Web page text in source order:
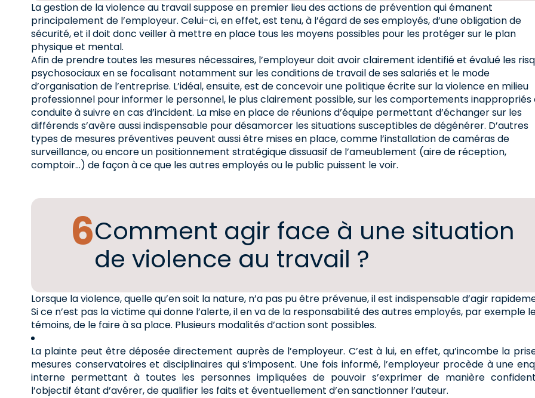
La gestion de la violence au travail suppose en premier lieu des actions de prévention qui émanent
principalement de l’employeur. Celui-ci, en effet, est tenu, à l’égard de ses employés, d’une obligation de
sécurité, et il doit donc veiller à mettre en place tous les moyens possibles pour les protéger sur le plan
physique et mental.
Afin de prendre toutes les mesures nécessaires, l’employeur doit avoir clairement identifié et évalué les
psychosociaux en se focalisant notamment sur les conditions de travail de ses salariés et le mode
d’organisation de l’entreprise. L’idéal, ensuite, est de concevoir une politique écrite sur la violence en milieu
professionnel pour informer le personnel, le plus clairement possible, sur les comportements inappropriés
conduite à suivre en cas d’incident. La mise en place de réunions d’équipe permettant d’échanger sur les
différends s’avère aussi indispensable pour désamorcer les situations susceptibles de dégénérer. D’autres
types de mesures préventives peuvent aussi être mises en place, comme l’installation de caméras de
surveillance, ou encore un positionnement stratégique dissuasif de l’ameublement (aire de réception,
comptoir…) de façon à ce que les autres employés ou le public puissent le voir.
Comment agir face à une situation
de violence au travail ?
Lorsque la violence, quelle qu’en soit la nature, n’a pas pu être prévenue, il est indispensable d’agir
Si ce n’est pas la victime qui donne l’alerte, il en va de la responsabilité des autres employés, par exemple
témoins, de le faire à sa place. Plusieurs modalités d’action sont possibles.
La plainte peut être déposée directement auprès de l’employeur. C’est à lui, en effet, qu’incombe la
mesures conservatoires et disciplinaires qui s’imposent. Une fois informé, l’employeur procède à une
interne permettant à toutes les personnes impliquées de pouvoir s’exprimer de manière
l’objectif étant d’avérer, de qualifier les faits et éventuellement d’en sanctionner l’auteur.